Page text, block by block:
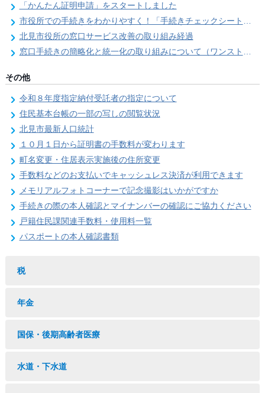
「かんたん証明申請」をスタートしました
市役所での手続きをわかりやすく！「手続きチェックシート」を導入しました
北見市役所の窓口サービス改善の取り組み経過
窓口手続きの簡略化と統一化の取り組みについて（ワンストップサービス推進事業）
その他
令和８年度指定納付受託者の指定について
住民基本台帳の一部の写しの閲覧状況
北見市最新人口統計
１０月１日から証明書の手数料が変わります
町名変更・住居表示実施後の住所変更
手数料などのお支払いでキャッシュレス決済が利用できます
メモリアルフォトコーナーで記念撮影はいかがですか
手続きの際の本人確認とマイナンバーの確認にご協力ください
戸籍住民課関連手数料・使用料一覧
パスポートの本人確認書類
税
年金
国保・後期高齢者医療
水道・下水道